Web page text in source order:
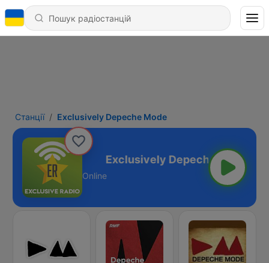
Станції Exclusively Depeche Mode
Mode
Online